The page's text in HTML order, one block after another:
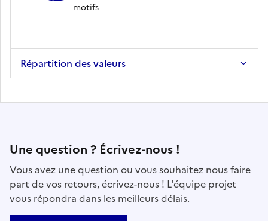
motifs
Répartition des valeurs
Contact
Une question ? Écrivez-nous !
Vous avez une question ou vous souhaitez nous faire
part de vos retours, écrivez-nous ! L'équipe projet
vous répondra dans les meilleurs délais.